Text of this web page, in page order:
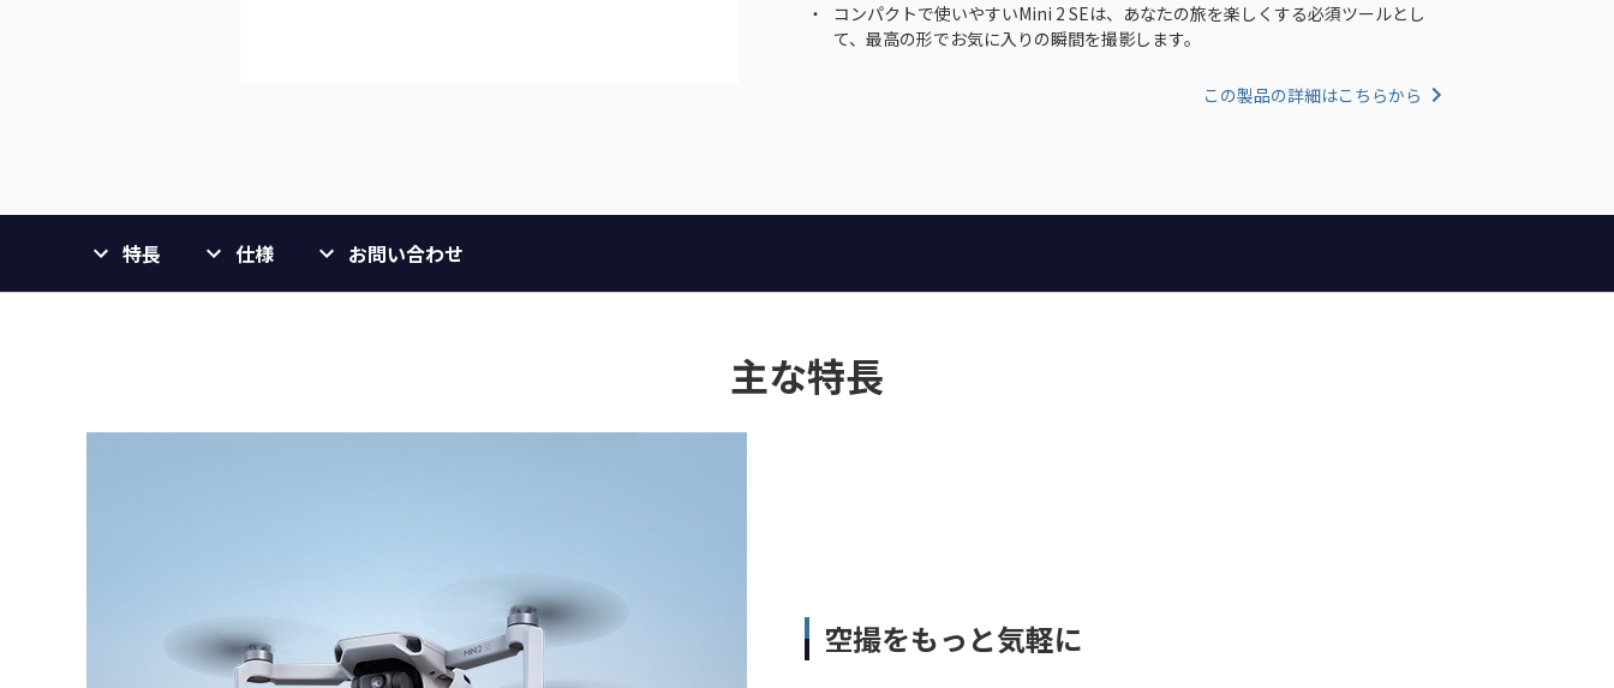
コンパクトで使いやすいMini 2 SEは、あなたの旅を楽しくする必須ツールとし
て、最高の形でお気に入りの瞬間を撮影します。
この製品の詳細はこちらから
特長 仕様 お問い合わせ
主な特長
空撮をもっと気軽に